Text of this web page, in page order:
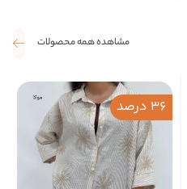
مشاهده همه محصولات
36 درصد